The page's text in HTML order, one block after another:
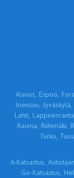
Alavus, Espoo,
Joensuu, Jyväskylä,
Lahti,
Rauma, Riihimäki,
Turku,
A-Katsastus,
Go-Katsastus,